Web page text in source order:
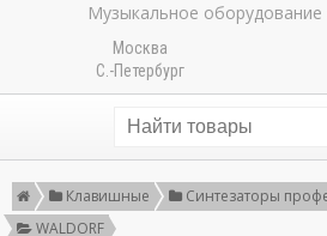
Музыкальное оборудование
Москва
С.-Петербург
Клавишные
Синтезаторы
WALDORF